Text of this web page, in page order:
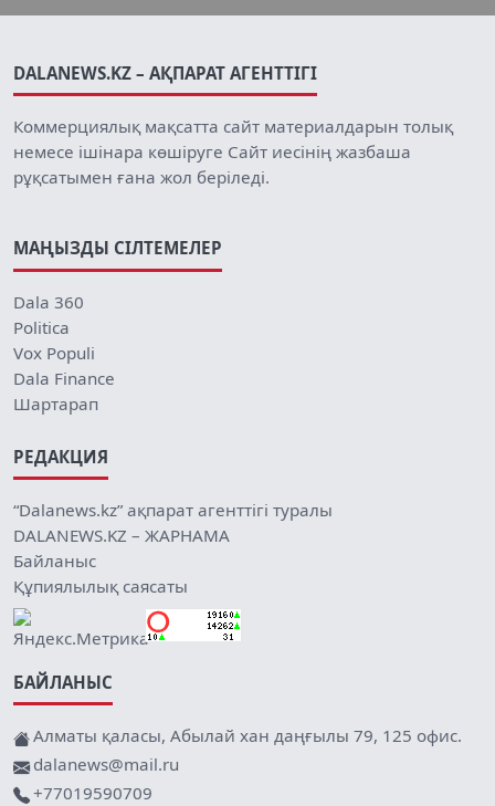
DALANEWS.KZ – АҚПАРАТ АГЕНТТІГІ
Коммерциялық мақсатта сайт материалдарын толық
немесе ішінара көшіруге Сайт иесінің жазбаша
рұқсатымен ғана жол беріледі.
МАҢЫЗДЫ СІЛТЕМЕЛЕР
Dala 360
Politica
Vox Populi
Dala Finance
Шартарап
РЕДАКЦИЯ
“Dalanews.kz” ақпарат агенттігі туралы
DALANEWS.KZ – ЖАРНАМА
Байланыс
Құпиялылық саясаты
БАЙЛАНЫС
Алматы қаласы, Абылай хан даңғылы 79, 125 офис.
dalanews@mail.ru
+77019590709